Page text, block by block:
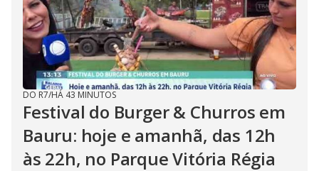
DO R7/HÁ 43 MINUTOS
Festival do Burger & Churros em
Bauru: hoje e amanhã, das 12h
às 22h, no Parque Vitória Régia